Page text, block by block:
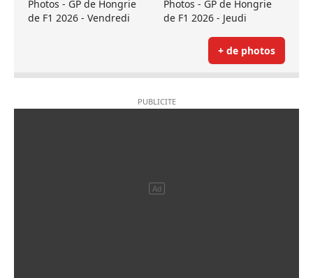
Photos - GP de Hongrie
de F1 2026 - Vendredi
Photos - GP de Hongrie
de F1 2026 - Jeudi
+ de photos